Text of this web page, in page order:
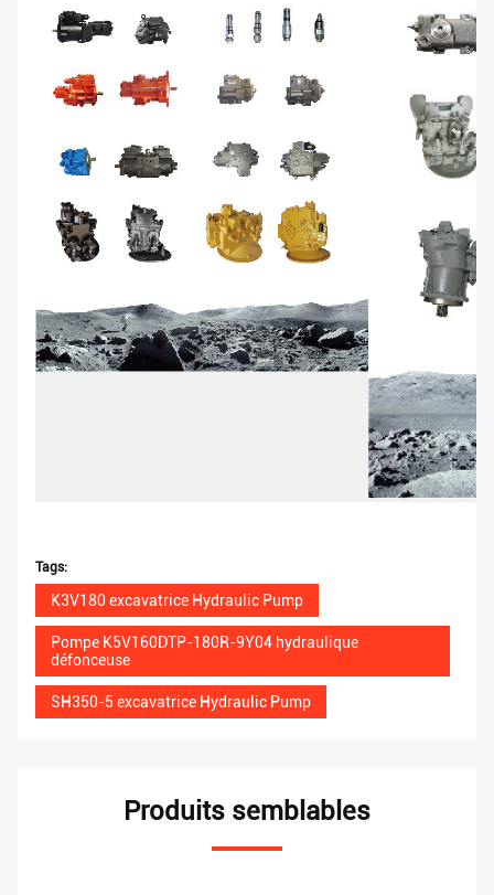
Tags:
K3V180 excavatrice Hydraulic Pump
Pompe K5V160DTP-180R-9Y04 hydraulique
défonceuse
SH350-5 excavatrice Hydraulic Pump
Produits semblables